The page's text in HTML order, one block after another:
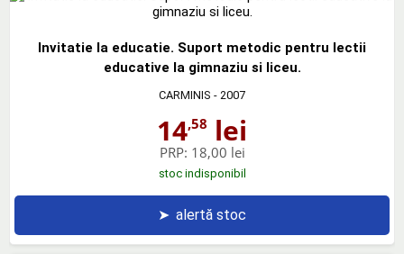
Invitatie la educatie. Suport metodic pentru lectii
educative la gimnaziu si liceu.
CARMINIS - 2007
14,58 lei
PRP: 18,00 lei
stoc indisponibil
➤ alertă stoc